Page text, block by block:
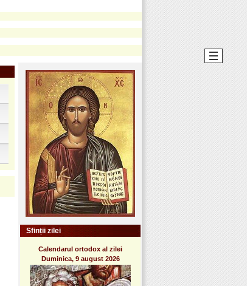
Sfinții zilei
Calendarul ortodox al zilei
Duminica, 9 august 2026